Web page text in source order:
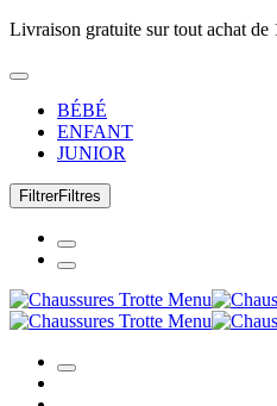
Livraison gratuite sur tout achat de
BÉBÉ
ENFANT
JUNIOR
FiltrerFiltres